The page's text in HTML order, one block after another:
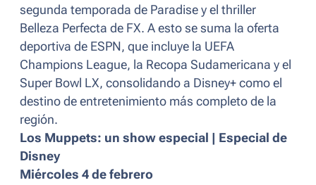
segunda temporada de Paradise y el thriller
Belleza Perfecta de FX. A esto se suma la oferta
deportiva de ESPN, que incluye la UEFA
Champions League, la Recopa Sudamericana y el
Super Bowl LX, consolidando a Disney+ como el
destino de entretenimiento más completo de la
región.
Los Muppets: un show especial | Especial de
Disney
Miércoles 4 de febrero